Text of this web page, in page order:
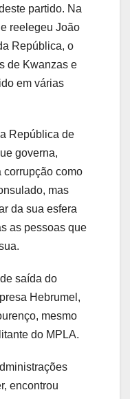
partido. Na
reelegeu João
República, o
de Kwanzas e
em várias
República de
governa,
corrupção como
mas
da sua esfera
as pessoas que
saída do
Hebrumel,
mesmo
do MPLA.
encontrou